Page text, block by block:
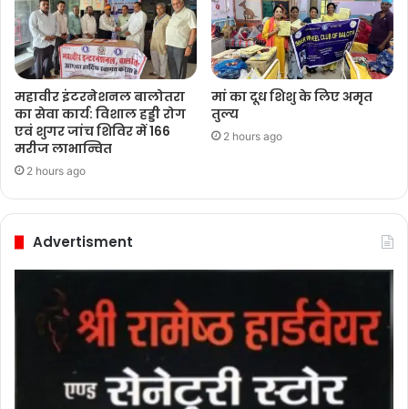
महावीर इंटरनेशनल बालोतरा
का सेवा कार्य: विशाल हड्डी रोग
एवं शुगर जांच शिविर में 166
मरीज लाभान्वित
2 hours ago
मां का दूध शिशु के लिए अमृत
तुल्य
2 hours ago
Advertisment